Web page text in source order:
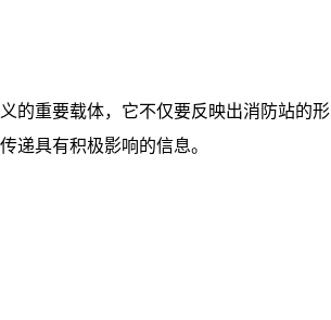
的重要载体，它不仅要反映出消防站的
递具有积极影响的信息。